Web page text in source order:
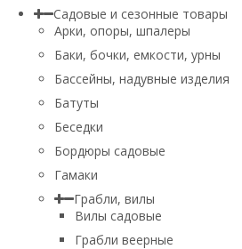
Садовые и сезонные товары
Арки, опоры, шпалеры
Баки, бочки, емкости, урны
Бассейны, надувные изделия
Батуты
Беседки
Бордюры садовые
Гамаки
Грабли, вилы
Вилы садовые
Грабли веерные